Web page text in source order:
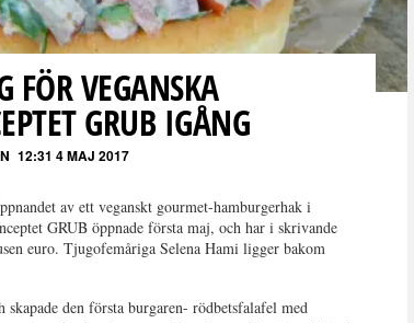
FÖR VEGANSKA
GRUB IGÅNG
12:31 4 MAJ 2017
av ett veganskt gourmet-hamburgerhak i
GRUB öppnade första maj, och har i skrivande
euro. Tjugofemåriga Selena Hami ligger bakom
den första burgaren- rödbetsfalafel med